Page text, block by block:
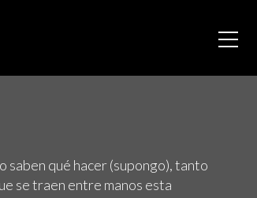
saben qué hacer (supongo), tanto
se traen entre manos esta